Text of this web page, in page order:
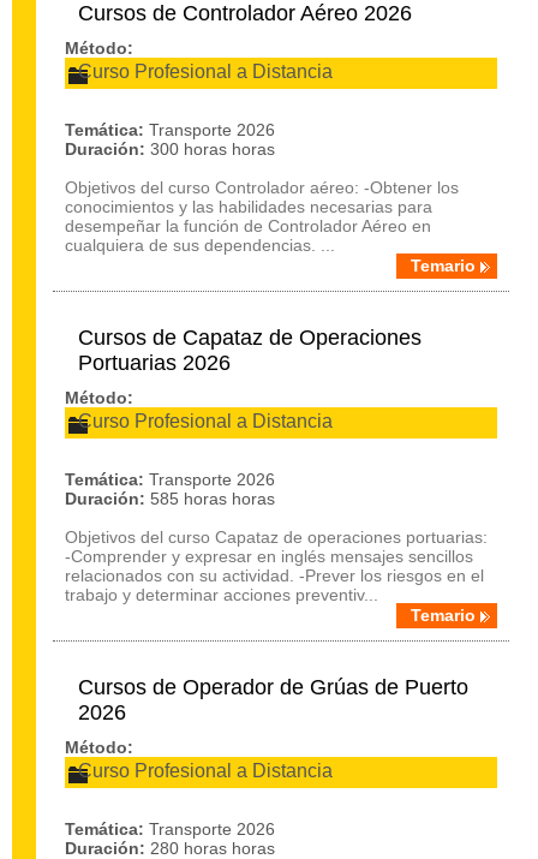
Cursos de Controlador Aéreo 2026
Método:
Curso Profesional a Distancia
Temática: Transporte 2026
Duración: 300 horas horas
Objetivos del curso Controlador aéreo: -Obtener los
conocimientos y las habilidades necesarias para
desempeñar la función de Controlador Aéreo en
cualquiera de sus dependencias. ...
Temario
Cursos de Capataz de Operaciones
Portuarias 2026
Método:
Curso Profesional a Distancia
Temática: Transporte 2026
Duración: 585 horas horas
Objetivos del curso Capataz de operaciones portuarias:
-Comprender y expresar en inglés mensajes sencillos
relacionados con su actividad. -Prever los riesgos en el
trabajo y determinar acciones preventiv...
Temario
Cursos de Operador de Grúas de Puerto
2026
Método:
Curso Profesional a Distancia
Temática: Transporte 2026
Duración: 280 horas horas